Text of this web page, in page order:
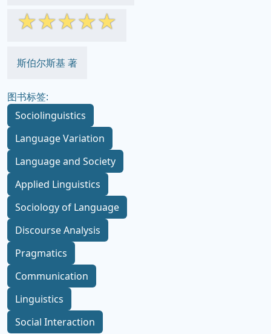
☆☆☆☆☆
斯伯尔斯基 著
图书标签:
Sociolinguistics
Language Variation
Language and Society
Applied Linguistics
Sociology of Language
Discourse Analysis
Pragmatics
Communication
Linguistics
Social Interaction